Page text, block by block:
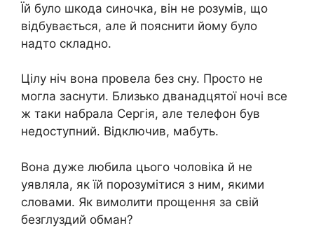
Їй було шкода синочка, він не розумів, що
відбувається, але й пояснити йому було
надто складно.
Цілу ніч вона провела без сну. Просто не
могла заснути. Близько дванадцятої ночі все
ж таки набрала Сергія, але телефон був
недоступний. Відключив, мабуть.
Вона дуже любила цього чоловіка й не
уявляла, як їй порозумітися з ним, якими
словами. Як вимолити прощення за свій
безглуздий обман?